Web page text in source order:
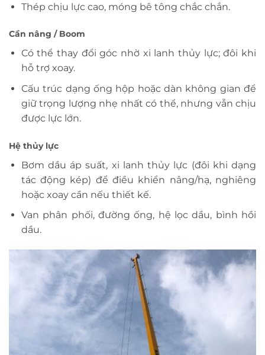
Thép chịu lực cao, móng bê tông chắc chắn.
Cần nâng / Boom
Có thể thay đổi góc nhờ xi lanh thủy lực; đôi khi
hỗ trợ xoay.
Cấu trúc dạng ống hộp hoặc dàn không gian để
giữ trọng lượng nhẹ nhất có thể, nhưng vẫn chịu
được lực lớn.
Hệ thủy lực
Bơm dầu áp suất, xi lanh thủy lực (đôi khi dạng
tác động kép) để điều khiển nâng/hạ, nghiêng
hoặc xoay cần nếu thiết kế.
Van phân phối, đường ống, hệ lọc dầu, bình hồi
dầu.